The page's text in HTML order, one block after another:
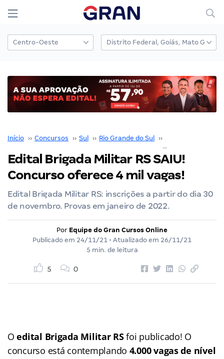
Início ›› Concursos ›› Sul ›› Rio Grande do Sul ››
Edital Brigada Militar RS SAIU!
Concurso oferece 4 mil vagas!
Edital Brigada Militar RS: inscrições a partir do dia 30
de novembro. Provas em janeiro de 2022.
Por Equipe do Gran Cursos Online
Publicado em 24/11/21 • Atualizado em 26/11/21
5 min. de leitura
5 0
Oedital Brigada Militar RSfoi publicado! O
concurso está contemplando 4.000 vagas de nível